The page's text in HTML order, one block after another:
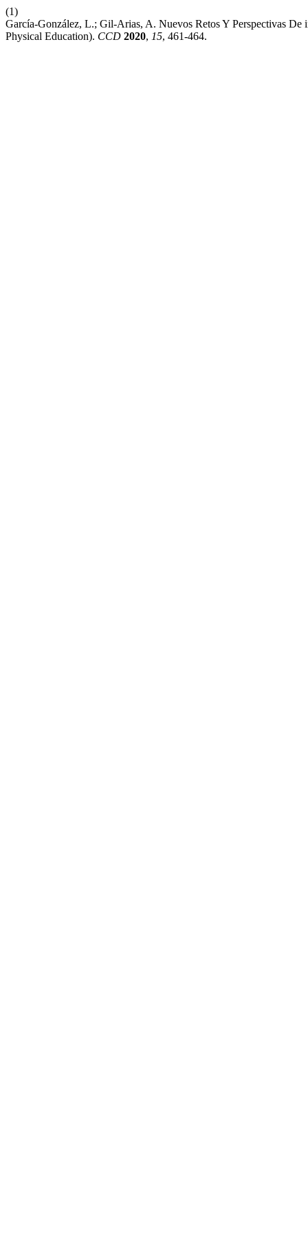
(1)
García-González, L.; Gil-Arias, A. Nuevos Retos Y Perspectivas De
Physical Education). CCD 2020, 15, 461-464.